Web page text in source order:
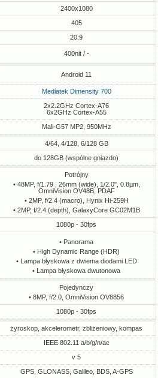
2400x1080
405
20:9
400nit / -
Android 11
Mediatek Dimensity 700
2x2.2GHz Cortex-A76
6x2GHz Cortex-A55
Mali-G57 MP2, 950MHz
4/64, 4/128, 6/128 GB
do 128GB (wspólne gniazdo)
Potrójny
• 48MP, f/1.79 , 26mm (wide), 1/2.0", 0.8µm,
OmniVision OV48B, PDAF
• 2MP, f/2.4 (macro), Hynix Hi-259H
• 2MP, f/2.4 (depth), GalaxyCore GC02M1B
1080p - 30fps
• Panorama
• High Dynamic Range (HDR)
• Lampa błyskowa z dwiema diodami LED
• Lampa błyskowa dwutonowa
Pojedynczy
• 8MP, f/2.0, OmniVision OV8856
1080p - 30fps
żyroskop, akcelerometr, zbliżeniowy, kompas
IEEE 802.11 a/b/g/n/ac
v 5
GPS, GLONASS, Galileo, BDS, A-GPS